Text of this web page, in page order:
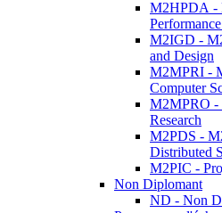
M2HPDA -
M2IGD -
and Design
M2MPRI -
Computer
M2MPRO -
Research
M2PDS -
Distributed
M2PIC -
Non Diplomant
ND - Non